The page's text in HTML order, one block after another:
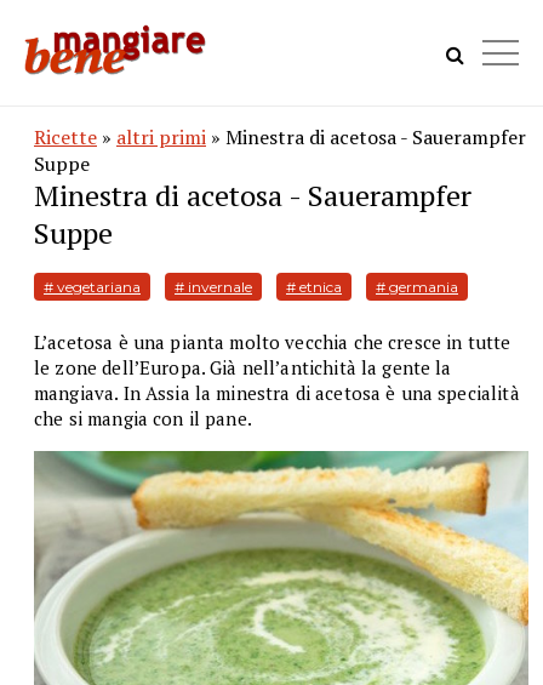
Ricette » altri primi » Minestra di acetosa - Sauerampfer
Suppe
Minestra di acetosa - Sauerampfer
Suppe
# vegetariana # invernale # etnica # germania
L’acetosa è una pianta molto vecchia che cresce in tutte
le zone dell’Europa. Già nell’antichità la gente la
mangiava. In Assia la minestra di acetosa è una specialità
che si mangia con il pane.